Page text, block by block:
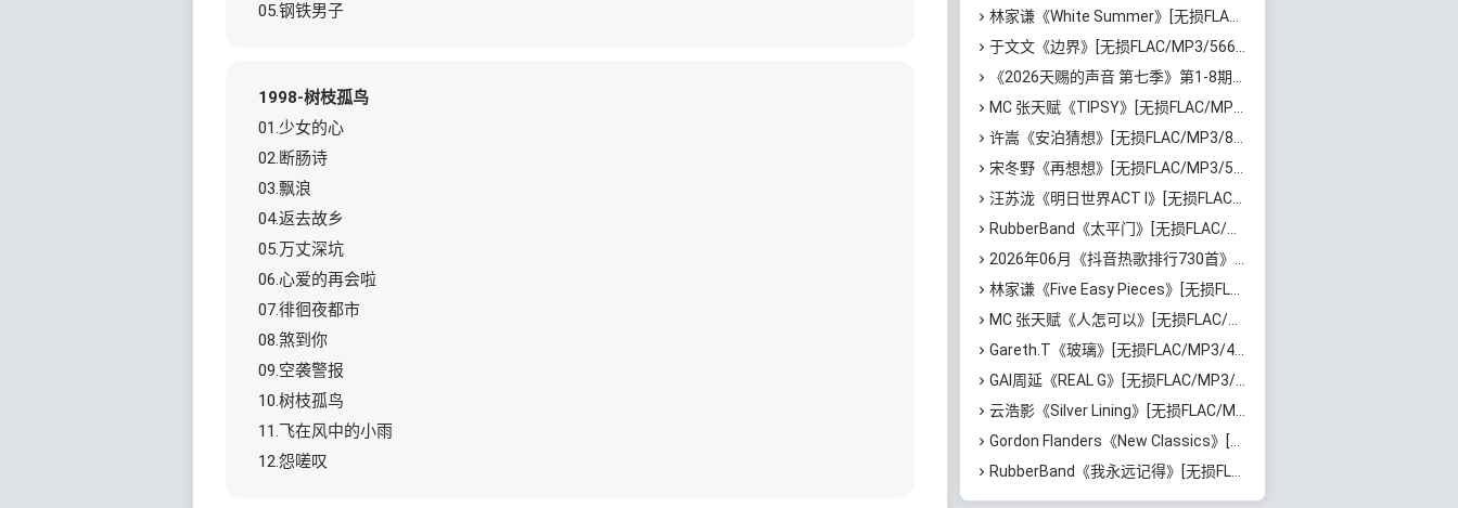
05.钢铁男子
1998-树枝孤鸟
01.少女的心
02.断肠诗
03.飘浪
04.返去故乡
05.万丈深坑
06.心爱的再会啦
07.徘徊夜都市
08.煞到你
09.空袭警报
10.树枝孤鸟
11.飞在风中的小雨
12.怨嗟叹
林家谦《White Summer》[无损FLAC/MP3/1.81GB]百度云网盘下载
于文文《边界》[无损FLAC/MP3/566MB]百度云网盘下载
《2026天赐的声音 第七季》第1-8期歌曲[无损FLAC/MP3]百度云网盘下载
MC 张天赋《TIPSY》[无损FLAC/MP3/43MB]百度云网盘下载
许嵩《安泊猜想》[无损FLAC/MP3/801MB]百度云网盘下载
宋冬野《再想想》[无损FLAC/MP3/513MB]百度云网盘下载
汪苏泷《明日世界ACT I》[无损FLAC/MP3/861MB]百度云网盘下载
RubberBand《太平门》[无损FLAC/MP3/50MB]百度云网盘下载
2026年06月《抖音热歌排行730首》最火热门歌曲整理[高品质MP3/320K/5.35GB]百度云网盘下载
林家谦《Five Easy Pieces》[无损FLAC/MP3/223MB]百度云网盘下载
MC 张天赋《人怎可以》[无损FLAC/MP3/65MB]百度云网盘下载
Gareth.T《玻璃》[无损FLAC/MP3/46MB]百度云网盘下载
GAI周延《REAL G》[无损FLAC/MP3/729MB]百度云网盘下载
云浩影《Silver Lining》[无损FLAC/MP3/543MB]百度云网盘下载
Gordon Flanders《New Classics》[无损FLAC/MP3/529MB]百度云网盘下载
RubberBand《我永远记得》[无损FLAC/MP3/72MB]百度云网盘下载